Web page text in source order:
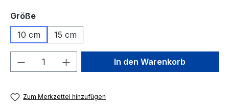
Größeauswählen
10 cm
15 cm
Produkt Anzahl: Gib denIn den Warenkorb
Zum Merkzettel hinzufügen